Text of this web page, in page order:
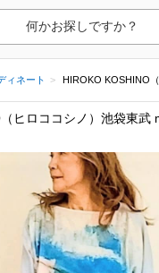
何かお探しですか？
ィネート HIROKO KOSHINO
ヒロココシノ）池袋東武